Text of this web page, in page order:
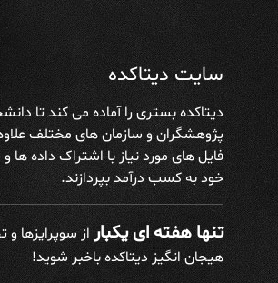
سایت دیتاکده
دیتاکده بستری را آماده می کند تا
پژوهشگران و سازمان های مختلف علاوه
فایل های مورد نیاز با اشتراک داده ها و
خود به کسب درآمد بپردازند.
تنها هفته ای یکباراز سوپرایزها و
هیجان انگیز دیتاکده باخبر شوید!